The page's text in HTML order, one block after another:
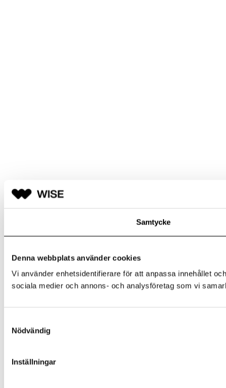
Samtycke
Denna webbplats använder cookies
Vi använder enhetsidentifierare för att anpassa innehållet
sociala medier och annons- och analysföretag som vi
Nödvändig
Inställningar